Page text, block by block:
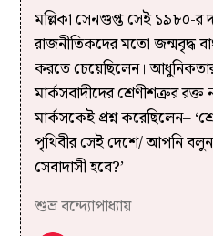
মল্লিকা সেনগুপ্ত সেই ১৯৮০-
রাজনীতিকদের মতো জন্মবৃদ্ধ
করতে চেয়েছিলেন।
মার্কসবাদীদের শ্রেণীশত্রুর
মার্কসকেই প্রশ্ন করেছিলেন–
পৃথিবীর সেই দেশে/ আপনি বলুন
সেবাদাসী হবে?’
শুভ্র বন্দ্যোপাধ্যায়